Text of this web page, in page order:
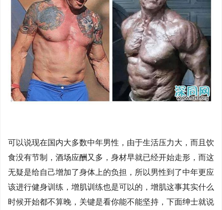
可以说现在国内大多数中年男性，由于生活压力大，而且饮
食没有节制，酒场应酬又多，身材早就已经开始走形，而这
无疑是给自己增加了身体上的负担，所以男性到了中年更应
该进行健身训练，增肌训练也是可以的，增肌这事其实什么
时候开始都不算晚，关键是看你能不能坚持，下面绅士就说